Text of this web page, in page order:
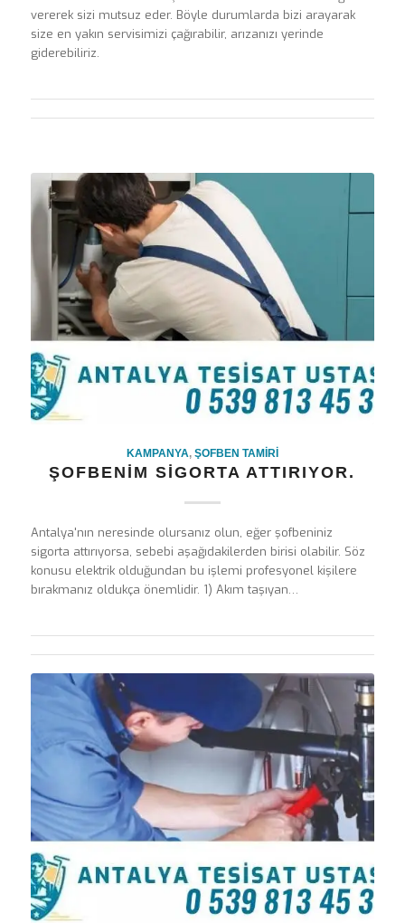
vererek sizi mutsuz eder. Böyle durumlarda bizi arayarak
size en yakın servisimizi çağırabilir, arızanızı yerinde
giderebiliriz.
KAMPANYA, ŞOFBEN TAMIRI
ŞOFBENIM SIGORTA ATTIRIYOR.
Antalya'nın neresinde olursanız olun, eğer şofbeniniz
sigorta attırıyorsa, sebebi aşağıdakilerden birisi olabilir. Söz
konusu elektrik olduğundan bu işlemi profesyonel kişilere
bırakmanız oldukça önemlidir. 1) Akım taşıyan…